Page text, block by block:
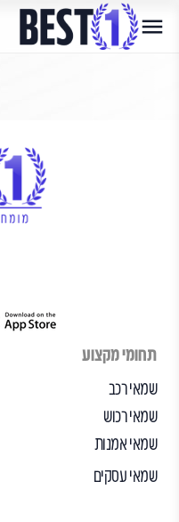
תחומי מקצוע
שמאי רכב
שמאי רכוש
שמאי אמנות
שמאי עסקים